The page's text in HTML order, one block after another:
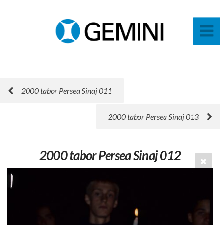
2000 tabor Persea Sinaj 011
2000 tabor Persea Sinaj 013
2000 tabor Persea Sinaj 012